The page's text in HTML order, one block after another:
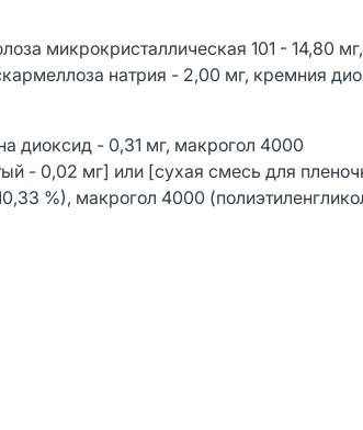
микрокристаллическая 101 - 14,80
натрия - 2,00 мг, кремния
диоксид - 0,31 мг, макрогол 4000
- 0,02 мг] или [сухая смесь для
%), макрогол 4000